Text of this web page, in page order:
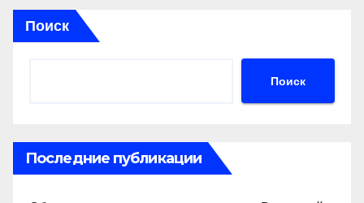
Поиск
Поиск
Последние публикации